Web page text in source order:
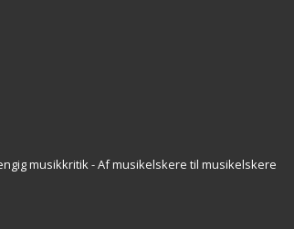
musikkritik - Af musikelskere til musikelskere